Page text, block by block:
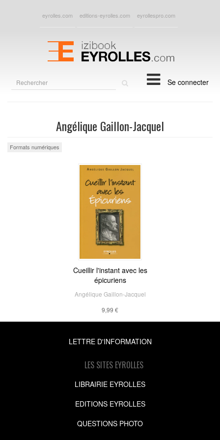
eyrolles.com editions-eyrolles.com eyrollespro.com
Se connecter
Angélique Gaillon-Jacquel
Formats numériques
Cueillir l'instant avec les
épicuriens
Angélique Gaillon-Jacquel
9,99 €
LETTRE D'INFORMATION
LES SITES EYROLLES
LIBRAIRIE EYROLLES
EDITIONS EYROLLES
QUESTIONS PHOTO